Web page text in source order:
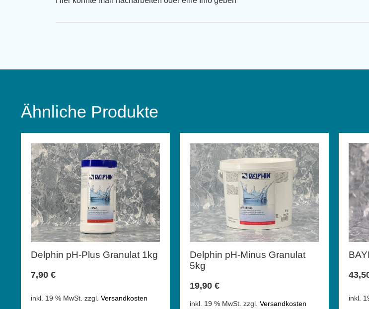
Ähnliche Produkte
Delphin pH-Plus Granulat 1kg
7,90 €
inkl. 19 % MwSt. zzgl. Versandkosten
Delphin pH-Minus Granulat
5kg
19,90 €
inkl. 19 % MwSt. zzgl. Versandkosten
inkl.